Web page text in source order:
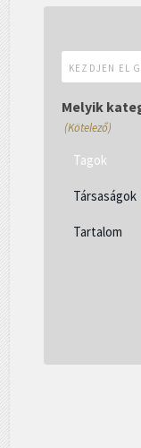
Melyik
(Kötelező)
Tagok
Társaságok
Tartalom